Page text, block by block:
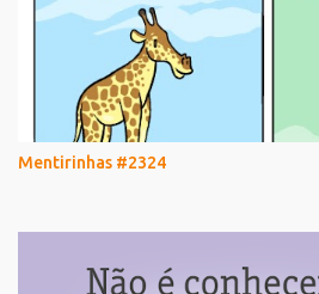
Mentirinhas #2324